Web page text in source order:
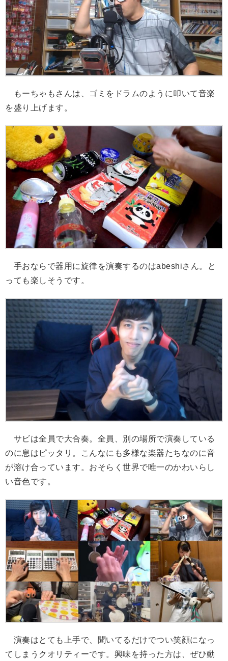
もーちゃもさんは、ゴミをドラムのように叩いて音楽
を盛り上げます。
手おならで器用に旋律を演奏するのはabeshiさん。と
っても楽しそうです。
サビは全員で大合奏。全員、別の場所で演奏している
のに息はピッタリ。こんなにも多様な楽器たちなのに音
が溶け合っています。おそらく世界で唯一のかわいらし
い音色です。
演奏はとても上手で、聞いてるだけでつい笑顔になっ
てしまうクオリティーです。興味を持った方は、ぜひ動